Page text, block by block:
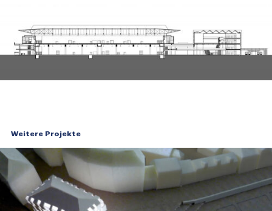
Weitere Projekte